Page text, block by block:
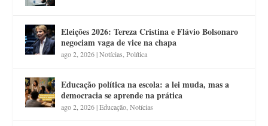
Eleições 2026: Tereza Cristina e Flávio Bolsonaro
negociam vaga de vice na chapa
ago 2, 2026|Notícias ,Política
Educação política na escola: a lei muda, mas a
democracia se aprende na prática
ago 2, 2026|Educação ,Notícias